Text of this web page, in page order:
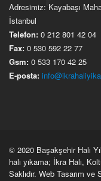
Adresimiz: Kayabaşı
İstanbul
Telefon: 0 212 801 42 04
Fax: 0 530 592 22 77
Gsm: 0 533 170 42 25
E-posta:
© 2020 Başakşehir Halı
halı yıkama; İkra Halı,
Saklıdır. Web Tasarım ve